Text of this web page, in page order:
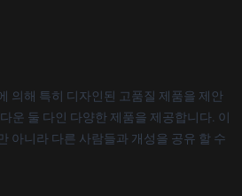
의해 특히 디자인된 고품질 제품을 제안
운 둘 다인 다양한 제품을 제공합니다. 이
아니라 다른 사람들과 개성을 공유 할 수